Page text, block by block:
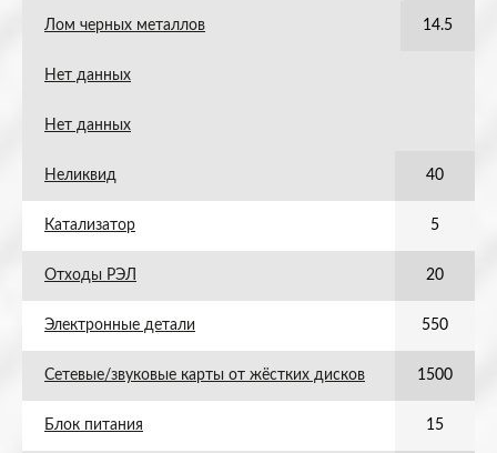
Лом черных металлов 14.5
Нет данных
Нет данных
Неликвид 40
Катализатор 5
Отходы РЭЛ 20
Электронные детали 550
Сетевые/звуковые карты от жёстких дисков 1500
Блок питания 15